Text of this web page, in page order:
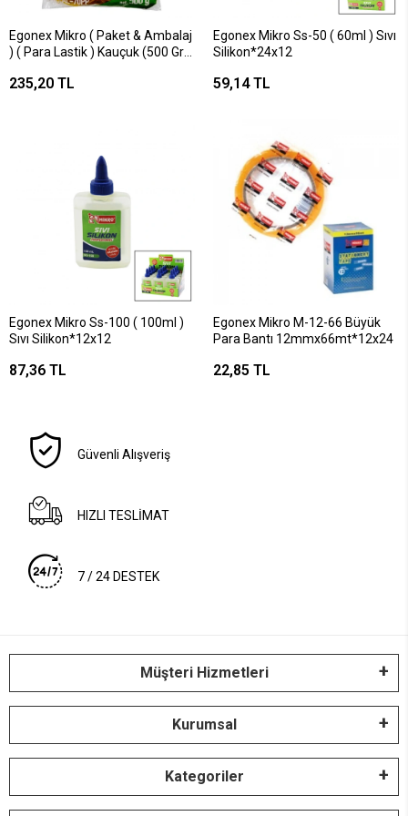
Egonex Mikro ( Paket & Ambalaj
) ( Para Lastik ) Kauçuk (500 Gr)
Genişlik:140mm )*40
235,20 TL
Egonex Mikro Ss-50 ( 60ml ) Sıvı
Silikon*24x12
59,14 TL
Egonex Mikro Ss-100 ( 100ml )
Sıvı Silikon*12x12
87,36 TL
Egonex Mikro M-12-66 Büyük
Para Bantı 12mmx66mt*12x24
22,85 TL
Güvenli Alışveriş
HIZLI TESLİMAT
7 / 24 DESTEK
Müşteri Hizmetleri
Kurumsal
Kategoriler